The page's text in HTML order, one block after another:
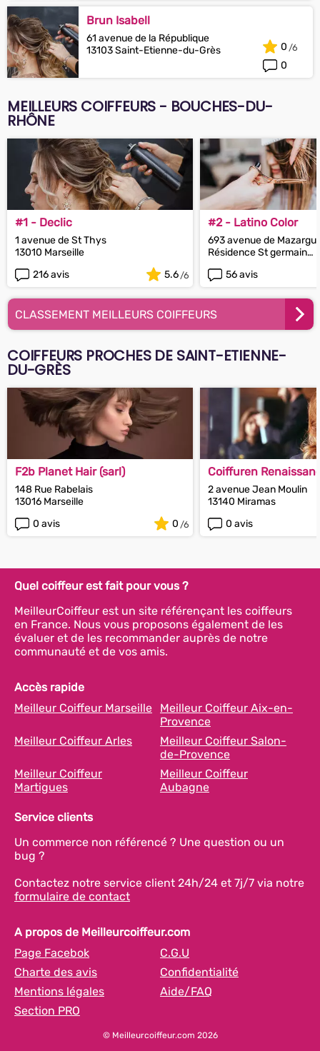
Brun Isabell
61 avenue de la République
13103 Saint-Etienne-du-Grès
0
0
MEILLEURS COIFFEURS - BOUCHES-DU-
RHÔNE
#1 - Declic
1 avenue de St Thys
13010 Marseille
216 avis
5.6
#2 - Latino Color
693 avenue de
Résidence St germain
56 avis
CLASSEMENT MEILLEURS COIFFEURS
COIFFEURS PROCHES DE SAINT-ETIENNE-
DU-GRÈS
F2b Planet Hair (sarl)
148 Rue Rabelais
13016 Marseille
0 avis
0
Coiffuren
2 avenue Jean Moulin
13140 Miramas
0 avis
Quel coiffeur est fait pour vous ?
MeilleurCoiffeur est un site référençant les coiffeurs
en France. Nous vous proposons également de les
évaluer et de les recommander auprès de notre
communauté et de vos amis.
Accès rapide
Meilleur Coiffeur Marseille
Meilleur Coiffeur Aix-en-
Provence
Meilleur Coiffeur Arles
Meilleur Coiffeur Salon-
de-Provence
Meilleur Coiffeur
Martigues
Meilleur Coiffeur
Aubagne
Service clients
Un commerce non référencé ? Une question ou un
bug ?
Contactez notre service client 24h/24 et 7j/7 via notre
formulaire de contact
A propos de Meilleurcoiffeur.com
Page Facebok
C.G.U
Charte des avis
Confidentialité
Mentions légales
Aide/FAQ
Section PRO
© Meilleurcoiffeur.com 2026